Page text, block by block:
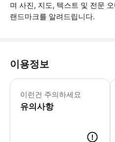
며 사진, 지도, 텍스트 및 전문
랜드마크를 알려드립니다.
이용정보
이런건 주의하세요
유의사항